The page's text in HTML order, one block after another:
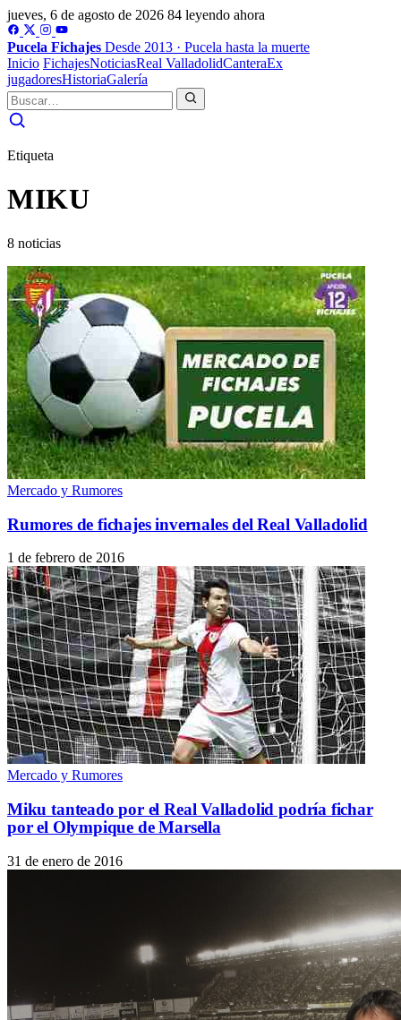
jueves, 6 de agosto de 2026 84 leyendo ahora
Pucela Fichajes Desde 2013 · Pucela hasta la muerte
Inicio FichajesNoticiasReal ValladolidCanteraEx
jugadoresHistoriaGalería
Etiqueta
MIKU
8 noticias
Mercado y Rumores
Rumores de fichajes invernales del Real Valladolid
1 de febrero de 2016
Mercado y Rumores
Miku tanteado por el Real Valladolid podría fichar
por el Olympique de Marsella
31 de enero de 2016